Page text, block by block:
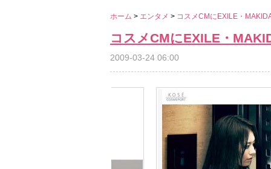
ホーム > エンタメ > コスメCMにEXILE・
コスメCMにEXILE・
2009-03-24 06:00